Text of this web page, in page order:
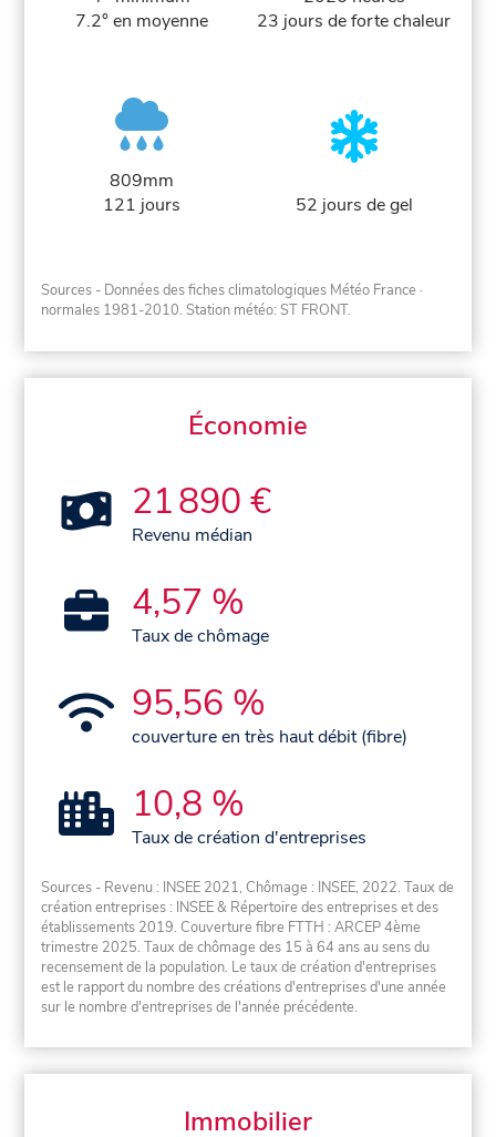
7.2° en moyenne
23 jours de forte chaleur
809mm
121 jours
52 jours de gel
Sources - Données des fiches climatologiques Météo France ·
normales 1981-2010. Station météo: ST FRONT.
Économie
21 890 €
Revenu médian
4,57 %
Taux de chômage
95,56 %
couverture en très haut débit (fibre)
10,8 %
Taux de création d'entreprises
Sources - Revenu : INSEE 2021, Chômage : INSEE, 2022. Taux de
création entreprises : INSEE & Répertoire des entreprises et des
établissements 2019. Couverture fibre FTTH : ARCEP 4ème
trimestre 2025. Taux de chômage des 15 à 64 ans au sens du
recensement de la population. Le taux de création d'entreprises
est le rapport du nombre des créations d'entreprises d'une année
sur le nombre d'entreprises de l'année précédente.
Immobilier